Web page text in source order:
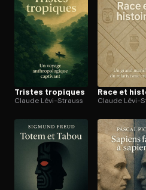
Ouvre l'app Appareil
Tristes tropiques
Claude Lévi-Strauss
Race et
Claude Lévi-